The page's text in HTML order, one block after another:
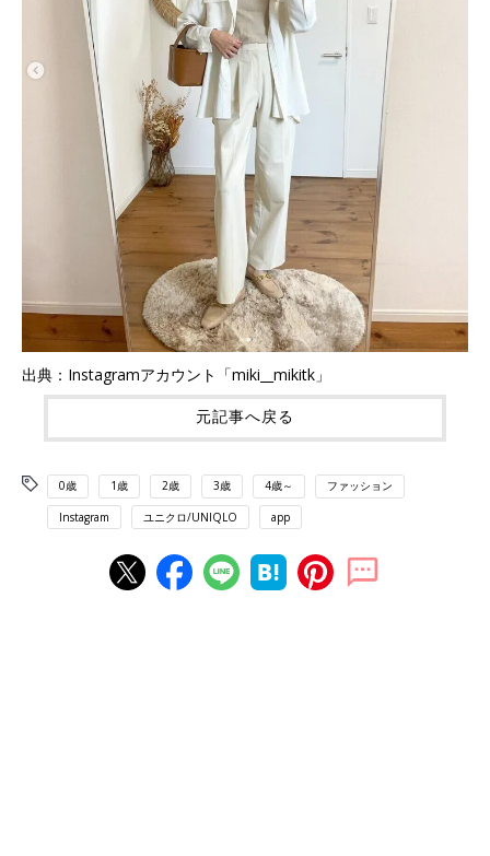
出典：Instagramアカウント「miki__mikitk」
元記事へ戻る
0歳 1歳 2歳 3歳 4歳～ ファッション
Instagram ユニクロ/UNIQLO app